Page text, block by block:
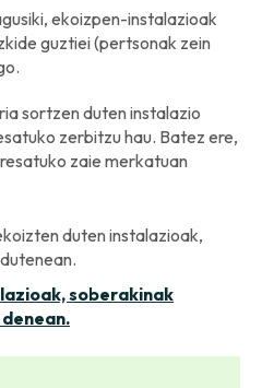
ekoizpen-instalazioak
guztiei (pertsonak zein
sortzen duten instalazio
zerbitzu hau. Batez ere,
zaie merkatuan
duten instalazioak,
soberakinak